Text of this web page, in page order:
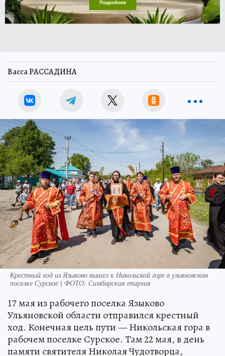
Васса РАССАДИНА
Крестный ход из Языково вышел к Никольской горе в ульяновском
поселке Сурское | ФОТО: Симбирская епархия
17 мая из рабочего поселка Языково
Ульяновской области отправился крестный
ход. Конечная цель пути — Никольская гора в
рабочем поселке Сурское. Там 22 мая, в день
памяти святителя Николая Чудотворца,